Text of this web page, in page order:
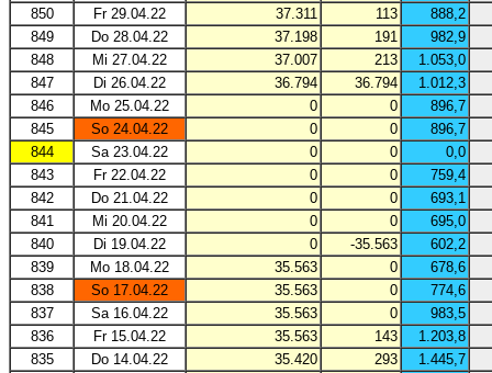
850
Fr 29.04.22 37.311 113
888,2
849
Do 28.04.22 37.198 191
982,9
848
Mi 27.04.22 37.007 213
1.053,0
847
Di 26.04.22 36.794 36.794
1.012,3
846
Mo 25.04.22 0 0
896,7
845
So 24.04.22 0 0
896,7
844
Sa 23.04.22 0 0
0,0
843
Fr 22.04.22 0 0
759,4
842
Do 21.04.22 0 0
693,1
841
Mi 20.04.22 0 0
695,0
840
Di 19.04.22 0 -35.563
602,2
839
Mo 18.04.22 35.563 0
678,6
838
So 17.04.22 35.563 0
774,6
837
Sa 16.04.22 35.563 0
983,5
836
Fr 15.04.22 35.563 143
1.203,8
835
Do 14.04.22 35.420 293
1.445,7